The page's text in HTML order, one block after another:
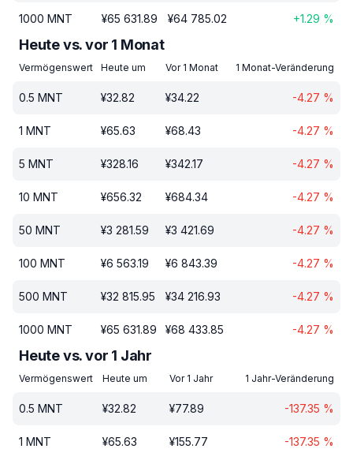
1000 MNT ¥65 631.89 ¥64 785.02 +1.29 %
Heute vs. vor 1 Monat
Vermögenswert Heute um Vor 1 Monat 1 Monat-Veränderung
0.5 MNT ¥32.82 ¥34.22 -4.27 %
1 MNT ¥65.63 ¥68.43 -4.27 %
5 MNT ¥328.16 ¥342.17 -4.27 %
10 MNT ¥656.32 ¥684.34 -4.27 %
50 MNT ¥3 281.59 ¥3 421.69 -4.27 %
100 MNT ¥6 563.19 ¥6 843.39 -4.27 %
500 MNT ¥32 815.95 ¥34 216.93 -4.27 %
1000 MNT ¥65 631.89 ¥68 433.85 -4.27 %
Heute vs. vor 1 Jahr
Vermögenswert Heute um Vor 1 Jahr 1 Jahr-Veränderung
0.5 MNT ¥32.82 ¥77.89 -137.35 %
1 MNT ¥65.63 ¥155.77 -137.35 %